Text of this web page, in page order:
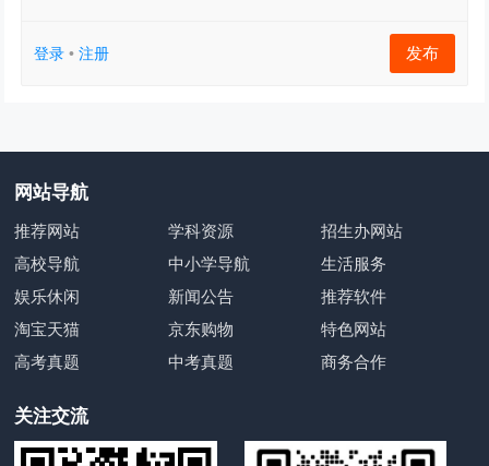
登录 •注册 发布
网站导航
推荐网站 学科资源
招生办网站
高校导航
中小学导航
生活服务
娱乐休闲
新闻公告
推荐软件
淘宝天猫
京东购物
特色网站
高考真题
中考真题 商务合作
关注交流